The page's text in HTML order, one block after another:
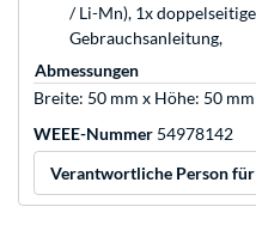
/ Li-Mn), 1x
Gebrauchsanleitung,
Abmessungen
Breite: 50 mm x Höhe: 50
WEEE-Nummer 54978142
Verantwortliche Person für